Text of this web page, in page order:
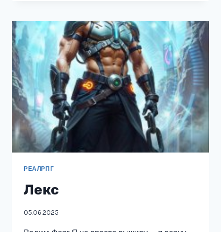
ТОМ
2
РЕАЛРПГ
Лекс
05.06.2025